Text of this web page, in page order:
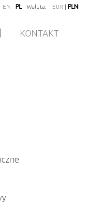
EN PL Waluta: EUR | PLN
KONTAKT